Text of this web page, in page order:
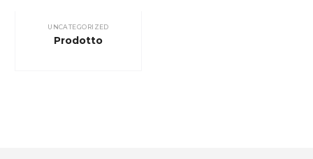
UNCATEGORIZED
Prodotto